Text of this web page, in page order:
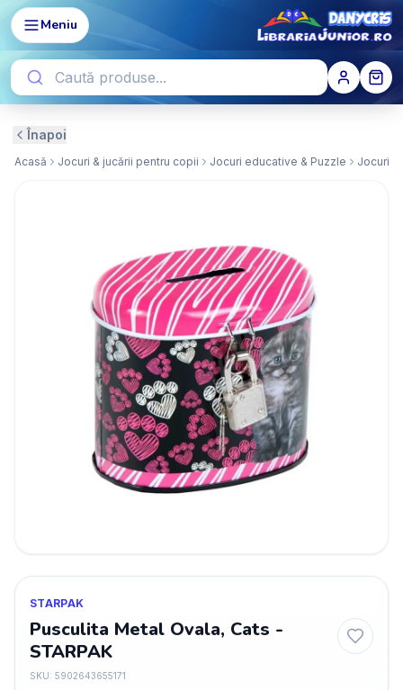
Meniu
Înapoi
Acasă Jocuri & jucării pentru copii Jocuri educative & Puzzle Jocuri
STARPAK
Pusculita Metal Ovala, Cats -
STARPAK
SKU: 5902643655171